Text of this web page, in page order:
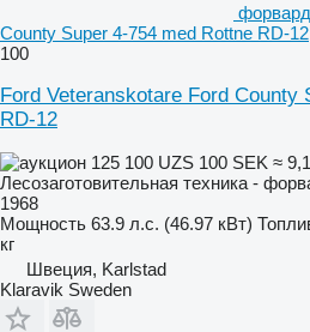
County Super 4-754 med Rottne RD-12
100
Ford Veteranskotare Ford County
RD-12
125 100 UZS 100 SEK ≈
Лесозаготовительная техника -
1968
Мощность 63.9 л.с. (46.97 кВт)
кг
Швеция, Karlstad
Klaravik Sweden